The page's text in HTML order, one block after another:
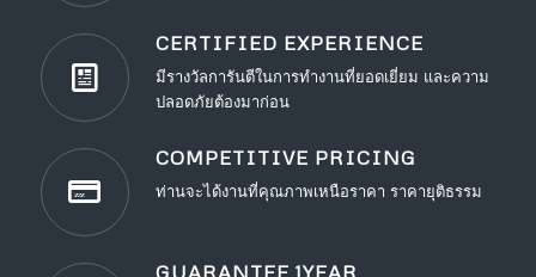
CERTIFIED EXPERIENCE
มีรางวัลการันตีในการทำงานที่ยอดเยี่ยม และความ
ปลอดภัยต้องมาก่อน
COMPETITIVE PRICING
ท่านจะได้งานที่คุณภาพเหนือราคา ราคายุติธรรม